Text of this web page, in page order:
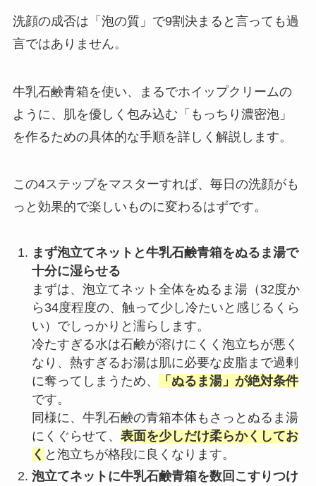
洗顔の成否は「泡の質」で9割決まると言っても過
言ではありません。
牛乳石鹸青箱を使い、まるでホイップクリームの
ように、肌を優しく包み込む「もっちり濃密泡」
を作るための具体的な手順を詳しく解説します。
この4ステップをマスターすれば、毎日の洗顔がも
っと効果的で楽しいものに変わるはずです。
まず泡立てネットと牛乳石鹸青箱をぬるま湯で
十分に湿らせる
まずは、泡立てネット全体をぬるま湯（32度か
ら34度程度の、触って少し冷たいと感じるくら
い）でしっかりと濡らします。
冷たすぎる水は石鹸が溶けにくく泡立ちが悪く
なり、熱すぎるお湯は肌に必要な皮脂まで過剰
に奪ってしまうため、
「ぬるま湯」が絶対条件
です。
同様に、牛乳石鹸の青箱本体もさっとぬるま湯
にくぐらせて、 表面を少しだけ柔らかくしてお
く と泡立ちが格段に良くなります。
泡立てネットに牛乳石鹸青箱を数回こすりつけ